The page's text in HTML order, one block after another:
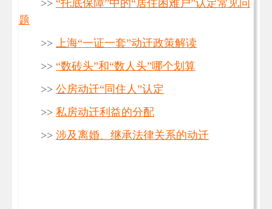
>> “托底保障”中的“居住困难户”认定常见问
题
>>
上海“一证一套”动迁政策解读
>> “数砖头”和“数人头”哪个划算
>> 公房动迁“同住人”认定
>> 私房动迁利益的分配
>> 涉及离婚、继承法律关系的动迁